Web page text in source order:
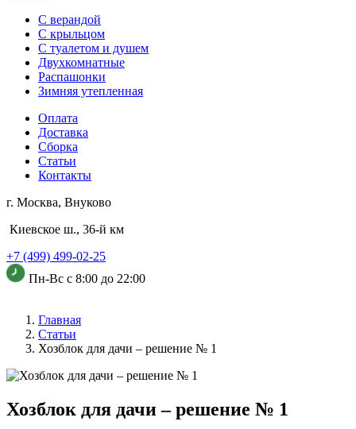
С верандой
С крыльцом
С туалетом и душем
Двухкомнатные
Распашонки
Зимняя утепленная
Оплата
Доставка
Сборка
Статьи
Контакты
г. Москва, Внуково
Киевское ш., 36-й км
+7 (499) 499-02-25
Пн-Вс с 8:00 до 22:00
Главная
Статьи
Хозблок для дачи – решение № 1
Хозблок для дачи – решение № 1